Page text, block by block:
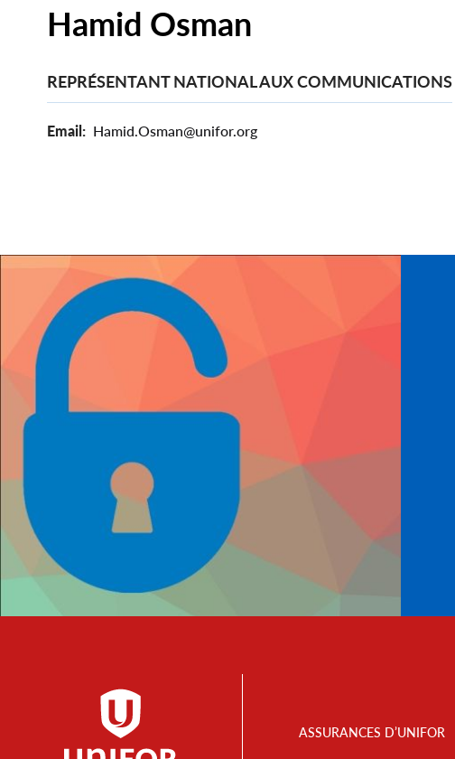
Hamid Osman
REPRÉSENTANT NATIONAL AUX COMMUNICATIONS
Email Hamid.Osman@unifor.org
Menu
ASSURANCES D’UNIFOR